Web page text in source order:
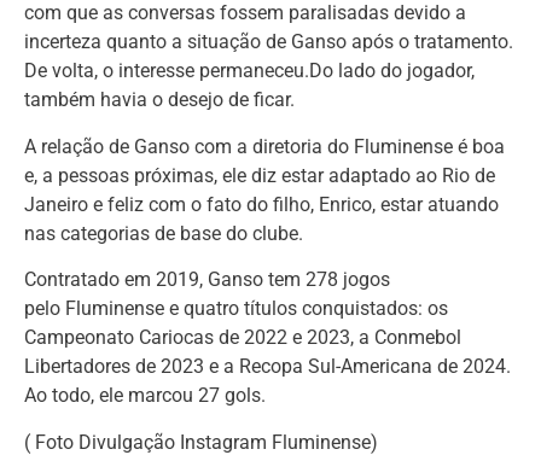
com que as conversas fossem paralisadas devido a
incerteza quanto a situação de Ganso após o tratamento.
De volta, o interesse permaneceu.Do lado do jogador,
também havia o desejo de ficar.
A relação de Ganso com a diretoria do Fluminense é boa
e, a pessoas próximas, ele diz estar adaptado ao Rio de
Janeiro e feliz com o fato do filho, Enrico, estar atuando
nas categorias de base do clube.
Contratado em 2019, Ganso tem 278 jogos
pelo Fluminense e quatro títulos conquistados: os
Campeonato Cariocas de 2022 e 2023, a Conmebol
Libertadores de 2023 e a Recopa Sul-Americana de 2024.
Ao todo, ele marcou 27 gols.
( Foto Divulgação Instagram Fluminense)